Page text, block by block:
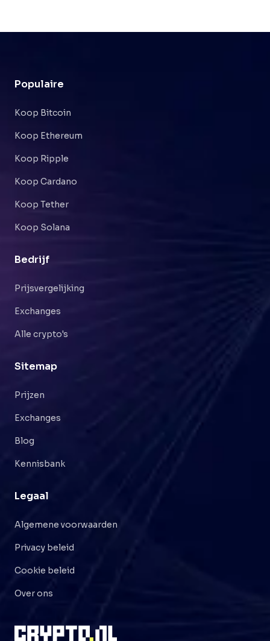
Populaire
Koop Bitcoin
Koop Ethereum
Koop Ripple
Koop Cardano
Koop Tether
Koop Solana
Bedrijf
Prijsvergelijking
Exchanges
Alle crypto's
Sitemap
Prijzen
Exchanges
Blog
Kennisbank
Legaal
Algemene voorwaarden
Privacy beleid
Cookie beleid
Over ons